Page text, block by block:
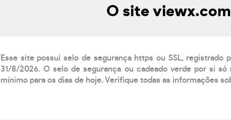
O site
Esse site possui selo de segurança https ou SSL, registrado
31/8/2026. O selo de segurança ou cadeado verde por si
mínimo para os dias de hoje. Verifique todas as informações